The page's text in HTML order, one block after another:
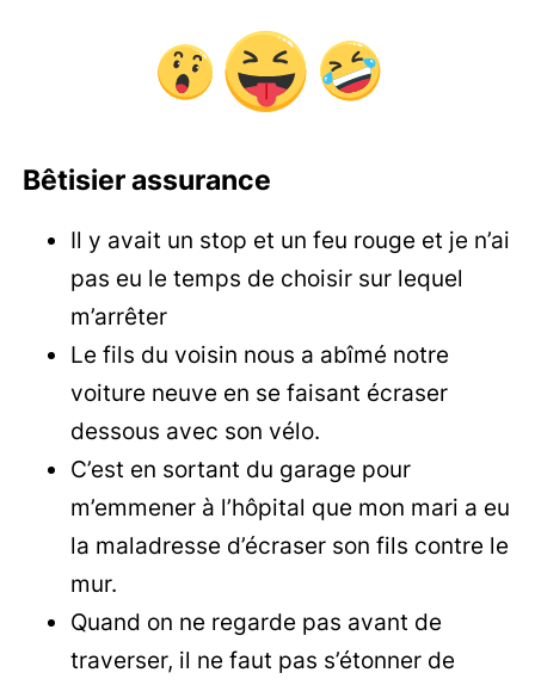
Bêtisier assurance
Il y avait un stop et un feu rouge et je n’ai
pas eu le temps de choisir sur lequel
m’arrêter
Le fils du voisin nous a abîmé notre
voiture neuve en se faisant écraser
dessous avec son vélo.
C’est en sortant du garage pour
m’emmener à l’hôpital que mon mari a eu
la maladresse d’écraser son fils contre le
mur.
Quand on ne regarde pas avant de
traverser, il ne faut pas s’étonner de